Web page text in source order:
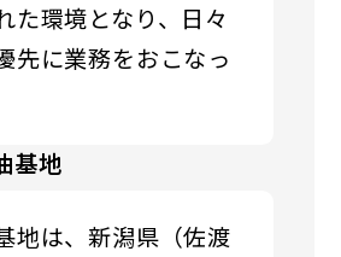
た環境となり、日々
先に業務をおこなっ
基地
地は、新潟県（佐渡